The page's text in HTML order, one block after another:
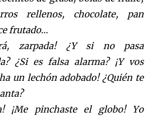
rellenos, chocolate, pan
frutado…
á, zarpada! ¿Ysi no pasa
¿Si es falsa alarma? ¡Yvos
un lechónadobado!¿Quién te
¡Me pinchaste el globo! Yo